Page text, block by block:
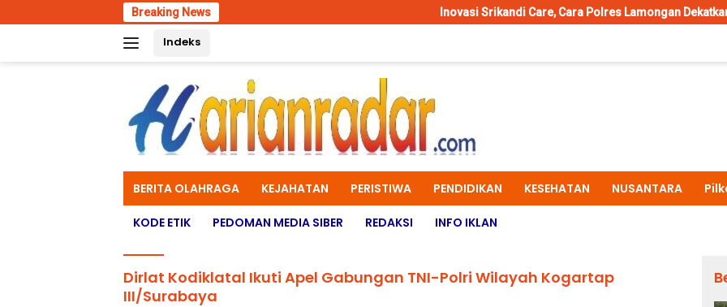
to
Breaking News Inovasi Srikandi Care, Cara Polres Lamongan Dekatkan Diri ke
Indeks
BERITA OLAHRAGA KEJAHATAN PERISTIWA PENDIDIKAN KESEHATAN NUSANTARA
KODE ETIK PEDOMAN MEDIA SIBER REDAKSI INFO IKLAN
Dirlat Kodiklatal Ikuti Apel Gabungan TNI-Polri Wilayah Kogartap
III/Surabaya